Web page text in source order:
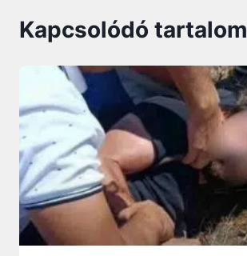
Kapcsolódó tartalom